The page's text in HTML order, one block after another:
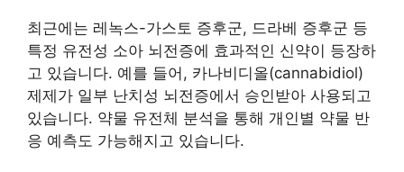
최근에는 레녹스-가스토 증후군, 드라베 증후군 등
특정 유전성 소아 뇌전증에 효과적인 신약이 등장하
고 있습니다. 예를 들어, 카나비디올(cannabidiol)
제제가 일부 난치성 뇌전증에서 승인받아 사용되고
있습니다. 약물 유전체 분석을 통해 개인별 약물 반
응 예측도 가능해지고 있습니다.